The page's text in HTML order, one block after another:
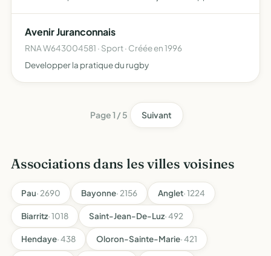
Avenir Juranconnais
RNA W643004581 · Sport · Créée en 1996
Developper la pratique du rugby
Page 1 / 5 Suivant
Associations dans les villes voisines
Pau· 2690 Bayonne· 2156 Anglet· 1224
Biarritz· 1018 Saint-Jean-De-Luz· 492
Hendaye· 438 Oloron-Sainte-Marie· 421